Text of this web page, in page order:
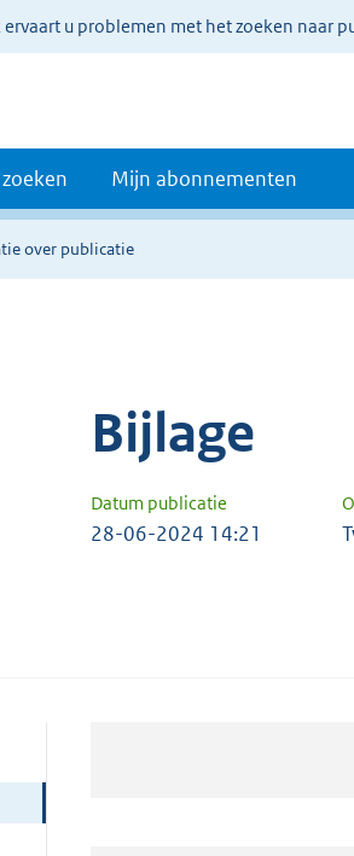
u problemen met het zoeken naar
Mijn abonnementen
over publicatie
Bijlage
Datum publicatie
28-06-2024 14:21